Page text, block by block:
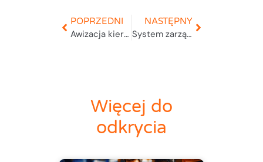
POPRZEDNI
Awizacja kierowcy
NASTĘPNY
System zarządzania awizacjami
Więcej do
odkrycia